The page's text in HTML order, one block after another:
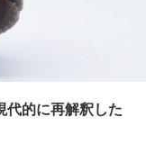
代的に再解釈した